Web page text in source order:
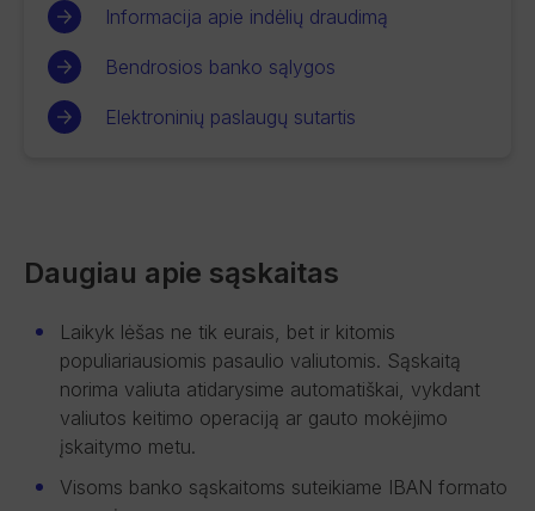
Informacija apie indėlių draudimą
Bendrosios banko sąlygos
Elektroninių paslaugų sutartis
Daugiau apie sąskaitas
Laikyk lėšas ne tik eurais, bet ir kitomis
populiariausiomis pasaulio valiutomis. Sąskaitą
norima valiuta atidarysime automatiškai, vykdant
valiutos keitimo operaciją ar gauto mokėjimo
įskaitymo metu.
Visoms banko sąskaitoms suteikiame IBAN formato